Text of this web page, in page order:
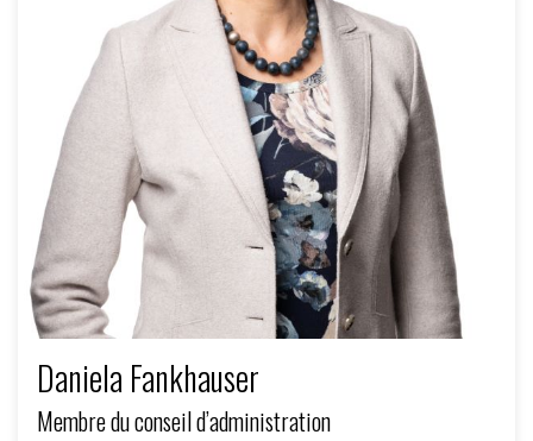
Daniela Fankhauser
Membre du conseil d’administration